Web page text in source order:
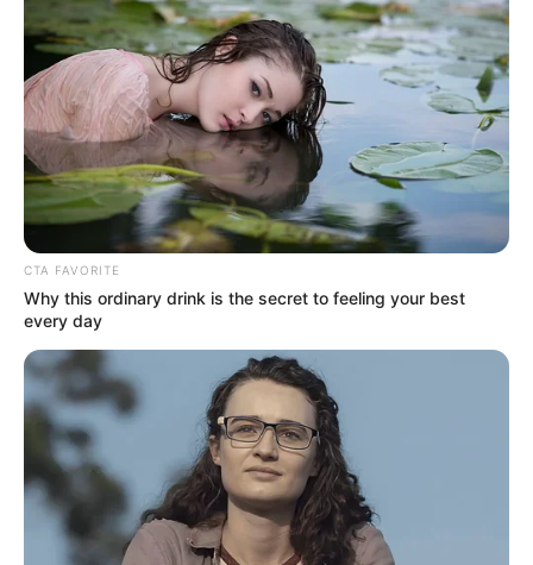
Work Later, Drink Now Season 2
9 /10 (1 Votes)
CTA FAVORITE
Why this ordinary drink is the secret to feeling your best
every day